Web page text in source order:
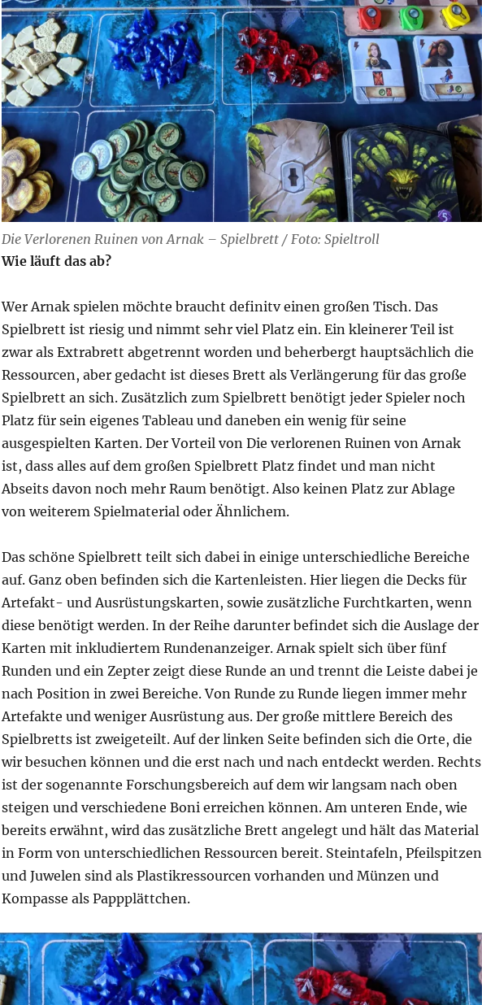
Die Verlorenen Ruinen von Arnak – Spielbrett / Foto: Spieltroll
Wie läuft das ab?
Wer Arnak spielen möchte braucht definitv einen großen Tisch. Das
Spielbrett ist riesig und nimmt sehr viel Platz ein. Ein kleinerer Teil ist
zwar als Extrabrett abgetrennt worden und beherbergt hauptsächlich die
Ressourcen, aber gedacht ist dieses Brett als Verlängerung für das große
Spielbrett an sich. Zusätzlich zum Spielbrett benötigt jeder Spieler noch
Platz für sein eigenes Tableau und daneben ein wenig für seine
ausgespielten Karten. Der Vorteil von Die verlorenen Ruinen von Arnak
ist, dass alles auf dem großen Spielbrett Platz findet und man nicht
Abseits davon noch mehr Raum benötigt. Also keinen Platz zur Ablage
von weiterem Spielmaterial oder Ähnlichem.
Das schöne Spielbrett teilt sich dabei in einige unterschiedliche Bereiche
auf. Ganz oben befinden sich die Kartenleisten. Hier liegen die Decks für
Artefakt- und Ausrüstungskarten, sowie zusätzliche Furchtkarten, wenn
diese benötigt werden. In der Reihe darunter befindet sich die Auslage der
Karten mit inkludiertem Rundenanzeiger. Arnak spielt sich über fünf
Runden und ein Zepter zeigt diese Runde an und trennt die Leiste dabei je
nach Position in zwei Bereiche. Von Runde zu Runde liegen immer mehr
Artefakte und weniger Ausrüstung aus. Der große mittlere Bereich des
Spielbretts ist zweigeteilt. Auf der linken Seite befinden sich die Orte, die
wir besuchen können und die erst nach und nach entdeckt werden. Rechts
ist der sogenannte Forschungsbereich auf dem wir langsam nach oben
steigen und verschiedene Boni erreichen können. Am unteren Ende, wie
bereits erwähnt, wird das zusätzliche Brett angelegt und hält das Material
in Form von unterschiedlichen Ressourcen bereit. Steintafeln, Pfeilspitzen
und Juwelen sind als Plastikressourcen vorhanden und Münzen und
Kompasse als Pappplättchen.